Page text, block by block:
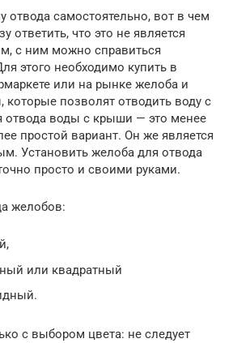
отвода самостоятельно, вот в чем
ответить, что это не является
с ним можно справиться
этого необходимо купить в
или на рынке желоба и
которые позволят отводить воду с
воды с крыши — это менее
простой вариант. Он же является
Установить желоба для отвода
просто и своими руками.
желобов:
или квадратный
с выбором цвета: не следует